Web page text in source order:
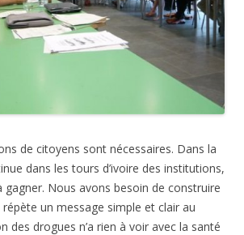
de citoyens sont nécessaires. Dans la
dans les tours d’ivoire des institutions,
gagner. Nous avons besoin de construire
un message simple et clair au
des drogues n’a rien à voir avec la santé